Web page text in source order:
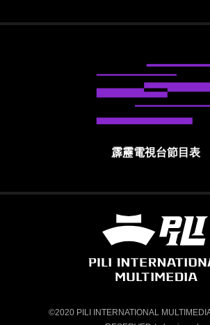
霹靂電視台節目表
霹靂國際
©2020 PILI INTERNATIONAL